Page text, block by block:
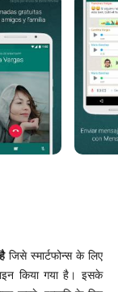
जिसे स्मार्टफोन्स के लिए
किया गया है। इसके